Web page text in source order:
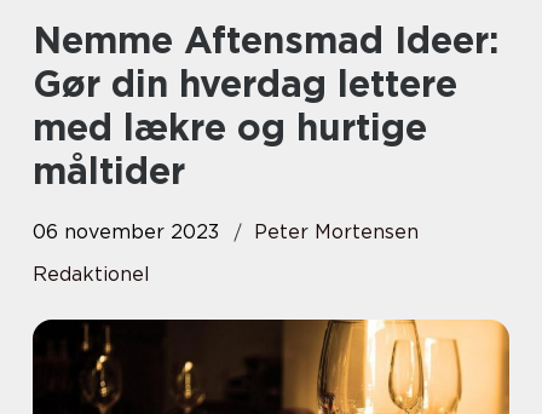
Nemme Aftensmad Ideer:
Gør din hverdag lettere
med lækre og hurtige
måltider
06 november 2023
Peter Mortensen
Redaktionel